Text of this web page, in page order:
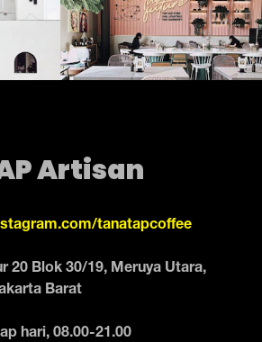
Artisan
tanatapcoffee
20 Blok 30/19, Meruya Utara,
Barat
hari, 08.00-21.00